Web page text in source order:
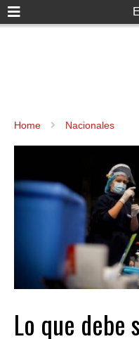
Home Nacionales
Lo que debe